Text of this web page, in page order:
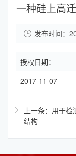
发布时间：
授权日期：
2017-11-07
上一条：用于
结构